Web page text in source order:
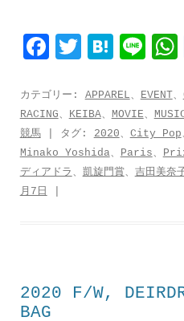
F
c
e
b
o
o
T
i
t
t
e
H
t
e
n
a
L
n
e
カテゴリー: APPAREL、 EVENT、
RACING、 KEIBA、 MOVIE、
競馬| タグ: 2020、 City Pop
Minako Yoshida、 Paris、
ディアドラ 、 凱旋門賞、 吉田美奈
月7日
2020 F/W,
BAG